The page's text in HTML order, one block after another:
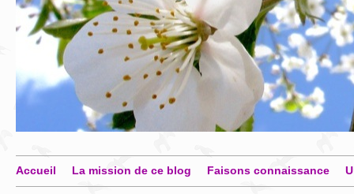
Accueil La mission de ce blog Faisons connaissance